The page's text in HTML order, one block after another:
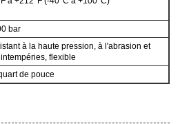
bar
à la haute pression, à l'abrasion et
flexible
de pouce